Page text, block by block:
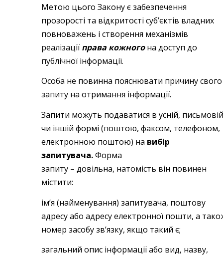
Метою цього Закону є забезпечення
прозорості та відкритості суб’єктів владних
повноважень і створення механізмів
реалізації права кожногона доступ до
публічної інформації.
Особа не повинна пояснювати причину свого
запиту на отримання інформації.
Запити можуть подаватися в усній, письмовій
чи іншій формі (поштою, факсом, телефоном,
електронною поштою) на вибір
запитувача.Форма
запиту – довільна, натомість він повинен
містити:
ім’я (найменування) запитувача, поштову
адресу або адресу електронної пошти, а
номер засобу зв’язку, якщо такий є;
загальний опис інформації або вид, назву,